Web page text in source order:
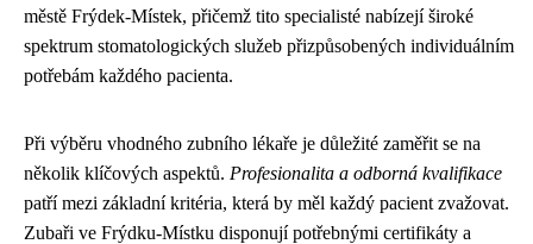
městě Frýdek-Místek, přičemž tito specialisté nabízejí široké
spektrum stomatologických služeb přizpůsobených individuálním
potřebám každého pacienta.
Při výběru vhodného zubního lékaře je důležité zaměřit se na
několik klíčových aspektů. Profesionalita a odborná kvalifikace
patří mezi základní kritéria, která by měl každý pacient zvažovat.
Zubaři ve Frýdku-Místku disponují potřebnými certifikáty a